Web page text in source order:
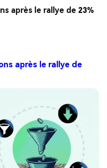
après le rallye de 23%
après le rallye de